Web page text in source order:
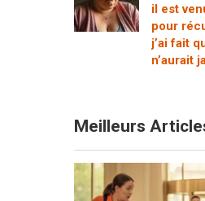
il est
pour
j’ai fait
n’aurait
Meilleurs